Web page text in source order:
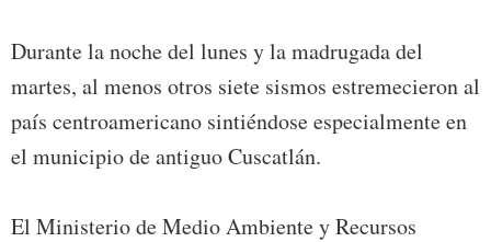
Durante la noche del lunes y la madrugada del
martes, al menos otros siete sismos estremecieron al
país centroamericano sintiéndose especialmente en
el municipio de antiguo Cuscatlán.
El Ministerio de Medio Ambiente y Recursos